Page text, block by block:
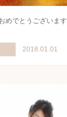
めでとうございます
2018.01.01